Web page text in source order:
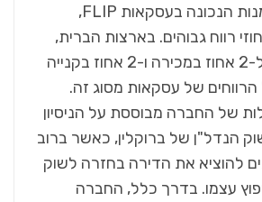
לזהות את ההזדמנות הנכונה בעסקאות FLIP,
רווח גבוהים. בארצות הברית,
המיסים מוגדרים ל-2 אחוז במכירה ו-2 אחוז בקנייה
של עסקאות מסוג זה.
של החברה מבוססת על הניסיון
הנדל"ן של ברוקלין, כאשר ברוב
להוציא את הדירה בחזרה לשוק
עצמו. בדרך כלל, החברה